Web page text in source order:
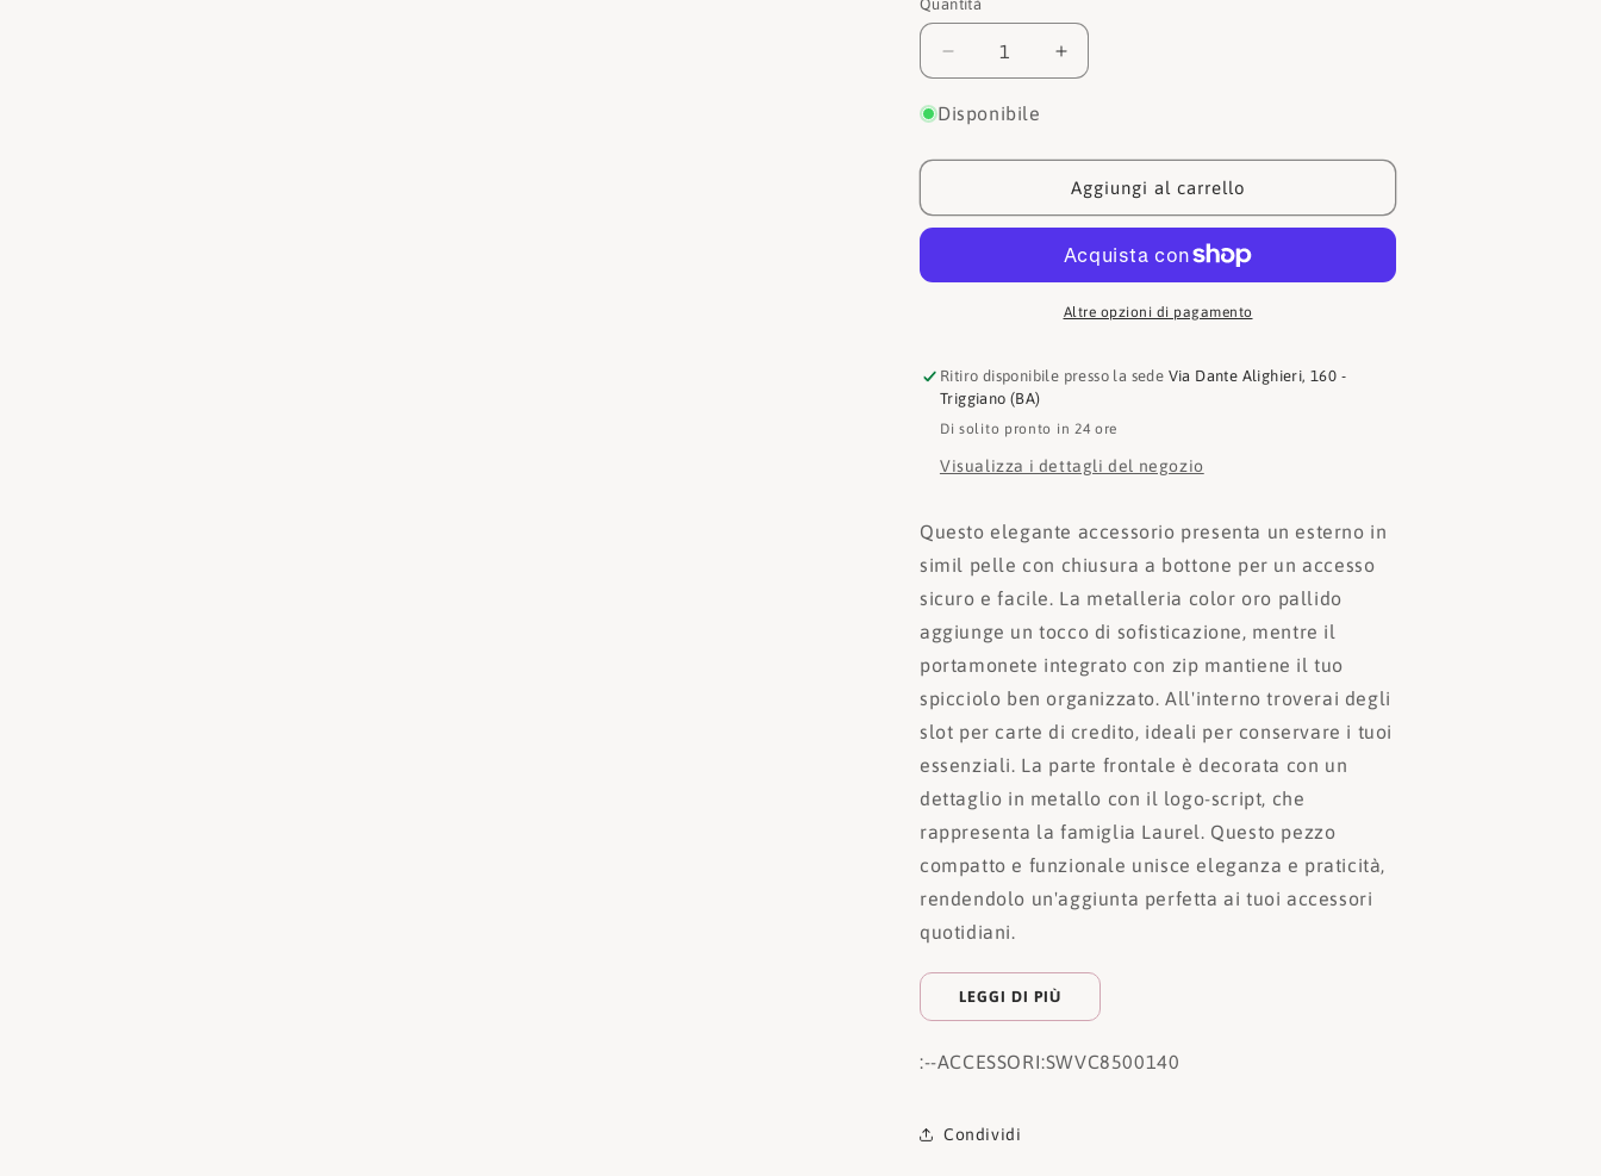
Quantità
Quantità
Diminuisci
quantità
per
Portafogli
SLG
Around
SWVC8500140
Aumenta
quantità
Portafogli
Laurel
SLG
Zip
Around
SWVC8500140
Disponibile
Aggiungi al carrello
Altre opzioni di pagamento
Ritiro disponibile presso la sede Via Dante Alighieri, 160 -
Triggiano (BA)
Di solito pronto in 24 ore
Visualizza i dettagli del negozio
Questo elegante accessorio presenta un esterno in
simil pelle con chiusura a bottone per un accesso
sicuro e facile. La metalleria color oro pallido
aggiunge un tocco di sofisticazione, mentre il
portamonete integrato con zip mantiene il tuo
spicciolo ben organizzato. All'interno troverai degli
slot per carte di credito, ideali per conservare i tuoi
essenziali. La parte frontale è decorata con un
dettaglio in metallo con il logo-script, che
rappresenta la famiglia Laurel. Questo pezzo
compatto e funzionale unisce eleganza e praticità,
rendendolo un'aggiunta perfetta ai tuoi accessori
quotidiani.
LEGGI DI PIÙ
:--ACCESSORI:SWVC8500140
Condividi